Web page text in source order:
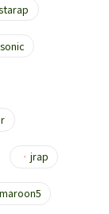
・ jrap
maroon5